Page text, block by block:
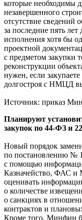
которые необходимы
незавершенного
отсутствие сведений
за последние пять
исполнения хотя бы
проектной
с предметом закупки
реконструкции
нужен, если
долгостроя с НМЦД
Источник: приказ
Планируют
закупок по 44-ФЗ и
Новый порядок
по постановлению №
с помощью
Казначейство, ФАС и
оценивать
о количестве
о санкциях в
контрактов и
Кроме того, Минфин